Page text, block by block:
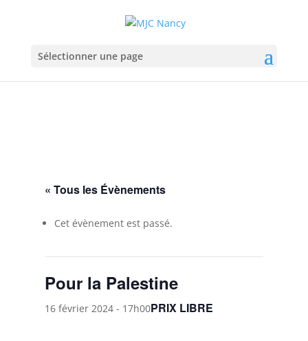
Sélectionner une page
« Tous les Évènements
Cet évènement est passé.
Pour la Palestine
16 février 2024 - 17h00PRIX LIBRE